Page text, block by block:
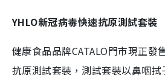
YHLO新冠病毒快速抗原測試套裝
健康食品品牌CATALO門市現正發
抗原測試套裝，測試套裝以鼻咽